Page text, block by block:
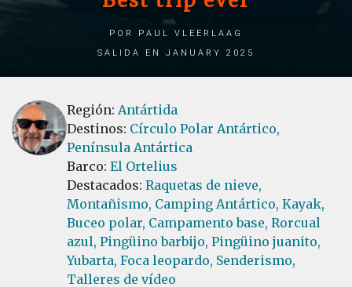
por Paul Vleerlaag
Salida en January 2025
Región: Antártida
Destinos: Círculo Polar Antártico,
Península Antártica
Barco: El Ortelius
Destacados: Raquetas de nieve,
Montañismo, Camping Antártico, Kayak,
Buceo polar, Campamento base, Rorcual
azul, Pingüino barbijo, Pingüino juanito,
Yubarta, Foca leopardo, Senderismo,
Talleres de vídeo